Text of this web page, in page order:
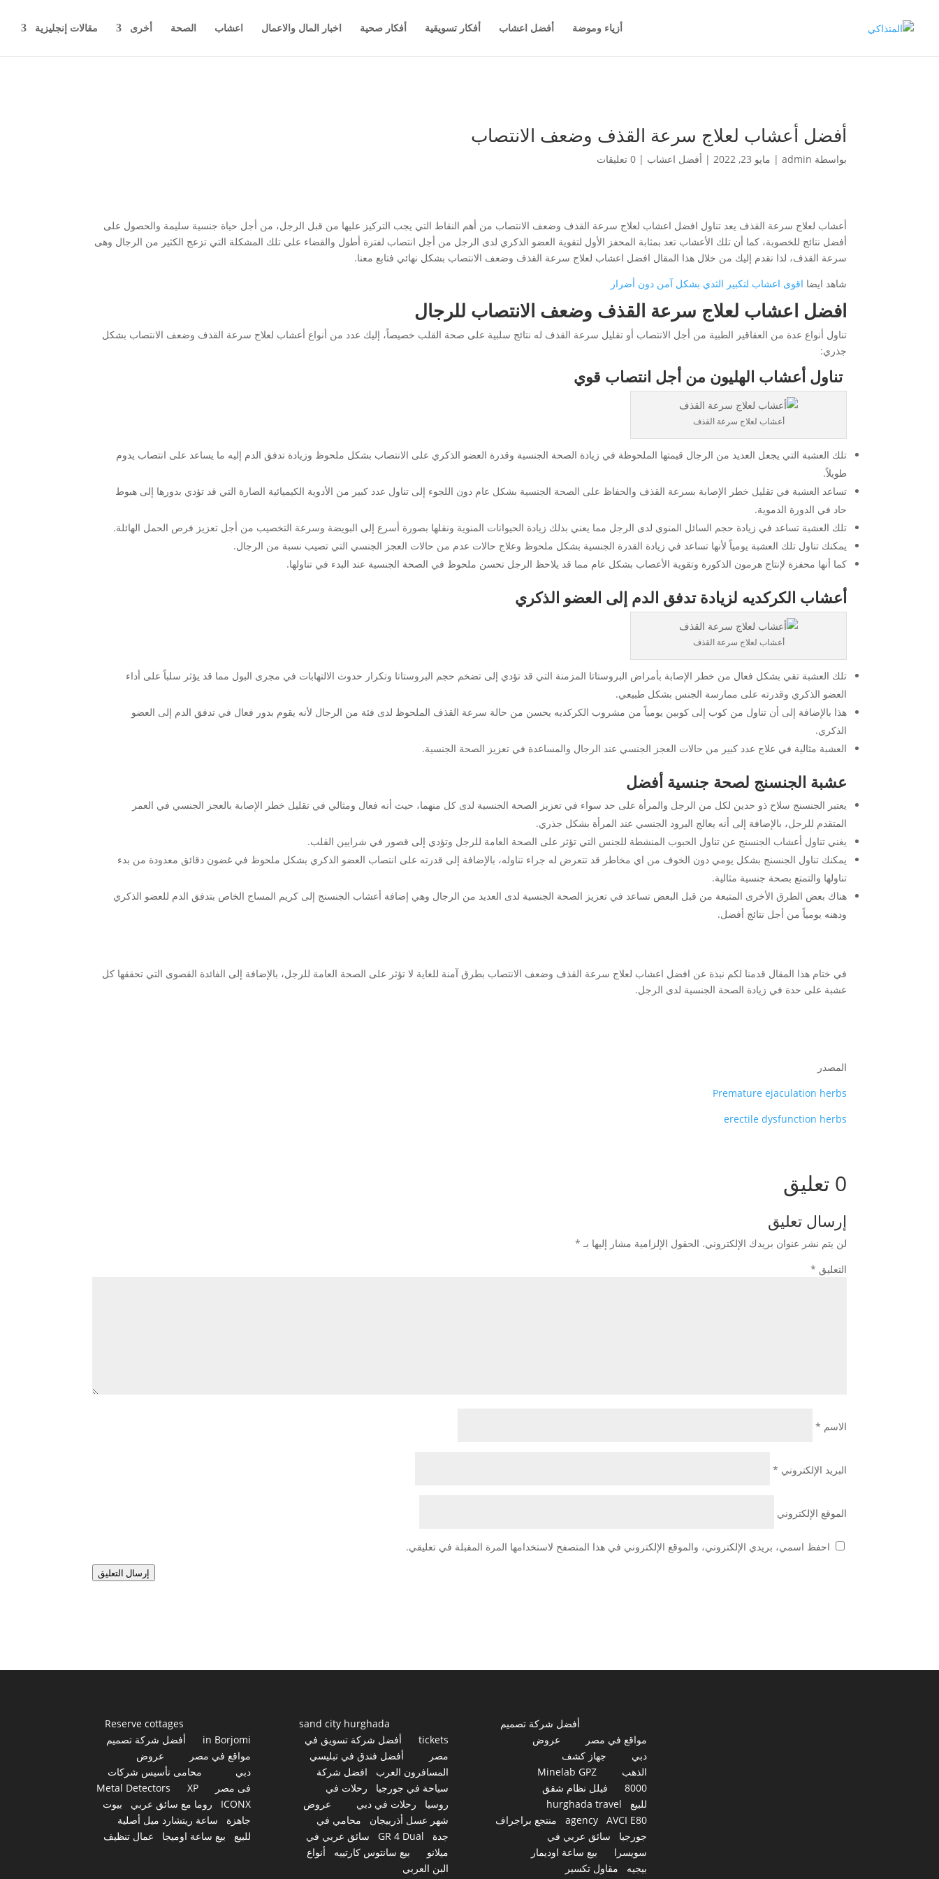
أزياء وموضة أفضل اعشاب أفكار تسويقية أفكار صحية اخبار المال والاعمال اعشاب الصحة أخرى مقالات إنجليزية
أفضل أعشاب لعلاج سرعة القذف وضعف الانتصاب
بواسطة admin
| مايو 23, 2022 | أفضل اعشاب | 0 تعليقات
أعشاب لعلاج سرعة القذف يعد تناول افضل اعشاب لعلاج سرعة القذف وضعف الانتصاب من أهم النقاط التي يجب التركيز عليها من قبل الرجل، من أجل حياة جنسية سليمة والحصول على
أفضل نتائج للخصوبة، كما أن تلك الأعشاب تعد بمثابة المحفز الأول لتقوية العضو الذكري لدى الرجل من أجل انتصاب لفترة أطول والقضاء على تلك المشكلة التي تزعج الكثير من الرجال وهى
سرعة القذف، لذا نقدم إليك من خلال هذا المقال افضل اعشاب لعلاج سرعة القذف وضعف الانتصاب بشكل نهائي فتابع معنا.
شاهد ايضا اقوى اعشاب لتكبير الثدي بشكل آمن دون أضرار
افضل اعشاب لعلاج سرعة القذف وضعف الانتصاب للرجال
تناول أنواع عدة من العقاقير الطبية من أجل الانتصاب أو تقليل سرعة القذف له نتائج سلبية على صحة القلب خصيصاً، إليك عدد من أنواع أعشاب لعلاج سرعة القذف وضعف الانتصاب بشكل
جذري:
تناول أعشاب الهليون من أجل انتصاب قوي
أعشاب لعلاج سرعة القذف
تلك العشبة التي يجعل العديد من الرجال قيمتها الملحوظة في زيادة الصحة الجنسية وقدرة العضو الذكري على الانتصاب بشكل ملحوظ وزيادة تدفق الدم إليه ما يساعد على انتصاب يدوم
طويلاً.
تساعد العشبة في تقليل خطر الإصابة بسرعة القذف والحفاظ على الصحة الجنسية بشكل عام دون اللجوء إلى تناول عدد كبير من الأدوية الكيميائية الضارة التي قد تؤدي بدورها إلى هبوط
حاد في الدورة الدموية.
تلك العشبة تساعد في زيادة حجم السائل المنوي لدى الرجل مما يعني بذلك زيادة الحيوانات المنوية ونقلها بصورة أسرع إلى البويضة وسرعة التخصيب من أجل تعزيز فرص الحمل الهائلة.
يمكنك تناول تلك العشبة يومياً لأنها تساعد في زيادة القدرة الجنسية بشكل ملحوظ وعلاج حالات عدم من حالات العجز الجنسي التي تصيب نسبة من الرجال.
كما أنها محفزة لإنتاج هرمون الذكورة وتقوية الأعصاب بشكل عام مما قد يلاحظ الرجل تحسن ملحوظ في الصحة الجنسية عند البدء في تناولها.
أعشاب الكركديه لزيادة تدفق الدم إلى العضو الذكري
أعشاب لعلاج سرعة القذف
تلك العشبة تقي بشكل فعال من خطر الإصابة بأمراض البروستاتا المزمنة التي قد تؤدي إلى تضخم حجم البروستاتا وتكرار حدوث الالتهابات في مجرى البول مما قد يؤثر سلباً على أداء
العضو الذكري وقدرته على ممارسة الجنس بشكل طبيعي.
هذا بالإضافة إلى أن تناول من كوب إلى كوبين يومياً من مشروب الكركديه يحسن من حالة سرعة القذف الملحوظ لدى فئة من الرجال لأنه يقوم بدور فعال في تدفق الدم إلى العضو
الذكري.
العشبة مثالية في علاج عدد كبير من حالات العجز الجنسي عند الرجال والمساعدة في تعزيز الصحة الجنسية.
عشبة الجنسنج لصحة جنسية أفضل
يعتبر الجنسنج سلاح ذو حدين لكل من الرجل والمرأة على حد سواء في تعزيز الصحة الجنسية لدى كل منهما، حيث أنه فعال ومثالي في تقليل خطر الإصابة بالعجز الجنسي في العمر
المتقدم للرجل، بالإضافة إلى أنه يعالج البرود الجنسي عند المرأة بشكل جذري.
يغني تناول أعشاب الجنسنج عن تناول الحبوب المنشطة للجنس التي تؤثر على الصحة العامة للرجل وتؤدي إلى قصور في شرايين القلب.
يمكنك تناول الجنسنج بشكل يومي دون الخوف من اي مخاطر قد تتعرض له جراء تناوله، بالإضافة إلى قدرته على انتصاب العضو الذكري بشكل ملحوظ في غضون دقائق معدودة من بدء
تناولها والتمتع بصحة جنسية مثالية.
هناك بعض الطرق الأخرى المتبعة من قبل البعض تساعد في تعزيز الصحة الجنسية لدى العديد من الرجال وهي إضافة أعشاب الجنسنج إلى كريم المساج الخاص بتدفق الدم للعضو الذكري
ودهنه يومياً من أجل نتائج أفضل.
في ختام هذا المقال قدمنا لكم نبذة عن افضل اعشاب لعلاج سرعة القذف وضعف الانتصاب بطرق آمنة للغاية لا تؤثر على الصحة العامة للرجل، بالإضافة إلى الفائدة القصوى التي تحققها كل
عشبة على حدة في زيادة الصحة الجنسية لدى الرجل.
المصدر
Premature ejaculation herbs
erectile dysfunction herbs
0 تعليق
إرسال تعليق
لن يتم نشر عنوان بريدك الإلكتروني. الحقول الإلزامية مشار إليها بـ *
التعليق *
الاسم *
البريد الإلكتروني *
الموقع الإلكتروني
احفظ اسمي، بريدي الإلكتروني، والموقع الإلكتروني في هذا المتصفح لاستخدامها المرة المقبلة في تعليقي.
إرسال التعليق
Reserve cottages
in Borjomi
أفضل شركة تصميم
مواقع في مصر
عروض
دبي
محامى تأسيس شركات
فى مصر
Metal Detectors
XP
ICONX
روما مع سائق عربي
بيوت
جاهزة
ساعة ريتشارد ميل أصلية
للبيع
بيع ساعة اوميجا عمال تنظيف
sand city hurghada
tickets
أفضل شركة تسويق في
مصر
أفضل فندق في تبليسي
المسافرون العرب
افضل شركة
سياحة في جورجيا
رحلات في
روسيا
رحلات في دبي
عروض
شهر عسل أذربيجان
محامي في
جدة
GR 4 Dual
سائق عربي في
ميلانو
بيع سانتوس كارتييه
أنواع
البن العربي
أفضل شركة تصميم
مواقع في مصر
عروض
دبي
جهاز كشف
الذهب
Minelab GPZ
8000
فيلل نظام شقق
للبيع
hurghada travel
agency
AVCI E80
منتجع براجراف
جورجيا
سائق عربي في
سويسرا
بيع ساعة اوديمار
بيجيه
مقاول تكسير